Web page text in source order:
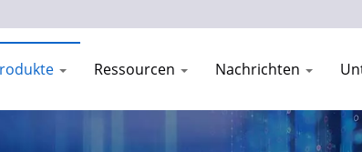
Ressourcen Nachrichten